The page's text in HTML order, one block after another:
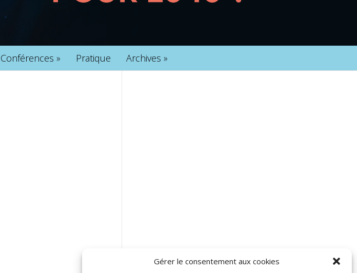
Gérer le consentement aux cookies
Conférences » Pratique Archives »